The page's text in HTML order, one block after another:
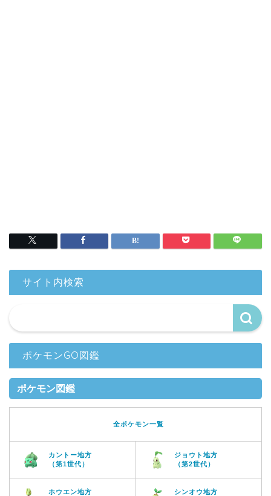
サイト内検索
ポケモンGO図鑑
ポケモン図鑑
全ポケモン一覧
カントー地方
（第1世代）
ジョウト地方
（第2世代）
ホウエン地方
シンオウ地方